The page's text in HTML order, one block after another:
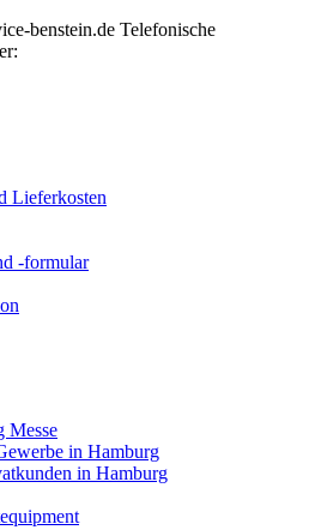
benstein.de Telefonische
Lieferkosten
-formular
Messe
in Hamburg
in Hamburg